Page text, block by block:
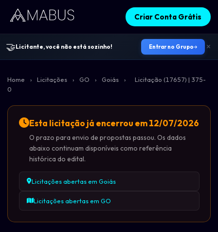
Criar Conta Grátis
🤝Licitante, você não está sozinho! Entrar no Grupo
Home › Licitações › GO › Goiás ›
Licitação (17657) | 375-
0
Esta licitação já encerrou em 12/07/2026
O prazo para envio de propostas passou. Os dados
abaixo continuam disponíveis como referência
histórica do edital.
Licitações abertas em Goiás
Licitações abertas em GO